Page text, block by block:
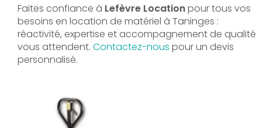
Faites confiance à Lefèvre Locationpour tous vos
besoins en location de matériel à Taninges :
réactivité, expertise et accompagnement de qualité
vous attendent. Contactez-nous pour un devis
personnalisé.